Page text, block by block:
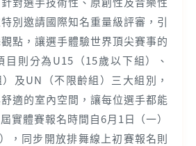
別邀請國際知名重量級評審，引
點，讓選手體驗世界頂尖賽事的
則分為U15（15歲以下組）、
及UN（不限齡組）三大組別，
適的室內空間，讓每位選手都能
實體賽報名時間自6月1日（一）
，同步開放排舞線上初賽報名則